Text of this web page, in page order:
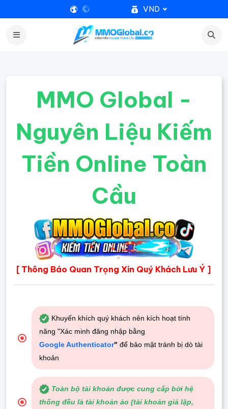
VND
MMO Global -
Nguyên Liệu Kiếm
Tiền Online Toàn
Cầu
[ Thông Báo Quan Trọng Xin Quý Khách Lưu Ý ]
Khuyến khích quý khách nên kích hoạt tính
năng "Xác minh đăng nhập bằng
Google Authenticator" để bảo mật tránh bị dò tài
khoản
Toàn bộ tài khoản được cung cấp bởi hệ
thống đều là tài khoản ảo (tài khoản giả lập,